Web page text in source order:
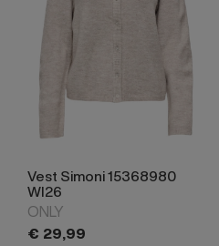
Vest Simoni 15368980
WI26
ONLY
€ 29,99